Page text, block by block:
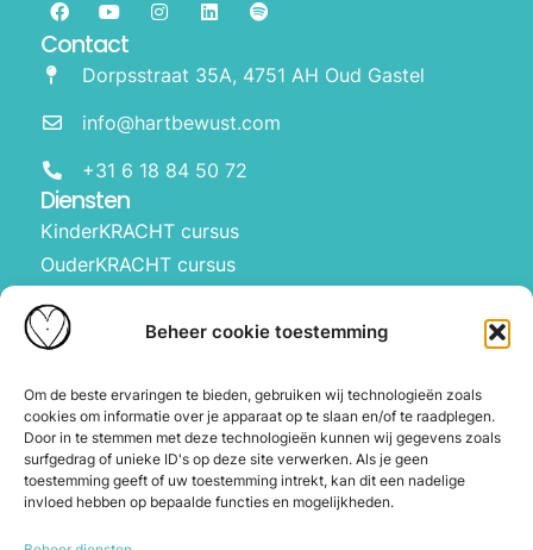
Beheer cookie toestemming
Om de beste ervaringen te bieden, gebruiken wij technologieën zoals
cookies om informatie over je apparaat op te slaan en/of te raadplegen.
Door in te stemmen met deze technologieën kunnen wij gegevens zoals
surfgedrag of unieke ID's op deze site verwerken. Als je geen
toestemming geeft of uw toestemming intrekt, kan dit een nadelige
invloed hebben op bepaalde functies en mogelijkheden.
Waarom Hartbewust
Over Joyce
De webshop
Blog
Diensten
KinderKRACHT cursus
OuderKRACHT cursus
HartBewust op school
Manifesteren met kinderen
Contact
Dorpsstraat 35A, 4751 AH Oud Gastel
info@hartbewust.com
+31 6 18 84 50 72